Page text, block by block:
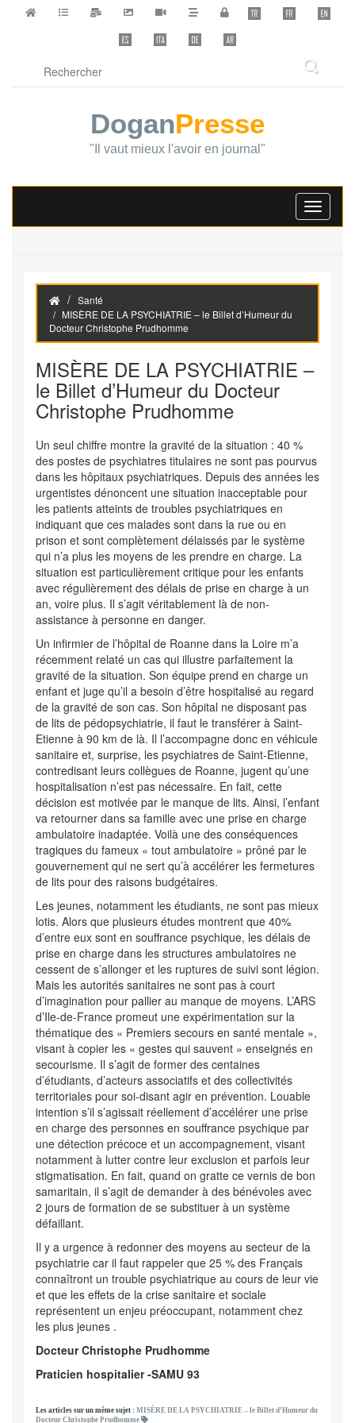
DoganPresse
"Il vaut mieux l'avoir en journal"
Toggle
Santé
MISÈRE DE LA PSYCHIATRIE – le Billet d’Humeur du
Docteur Christophe Prudhomme
MISÈRE DE LA PSYCHIATRIE –
le Billet d’Humeur du Docteur
Christophe Prudhomme
Un seul chiffre montre la gravité de la situation : 40 %
des postes de psychiatres titulaires ne sont pas pourvus
dans les hôpitaux psychiatriques. Depuis des années les
urgentistes dénoncent une situation inacceptable pour
les patients atteints de troubles psychiatriques en
indiquant que ces malades sont dans la rue ou en
prison et sont complètement délaissés par le système
qui n’a plus les moyens de les prendre en charge. La
situation est particulièrement critique pour les enfants
avec régulièrement des délais de prise en charge à un
an, voire plus. Il s’agit véritablement là de non-
assistance à personne en danger.
Un infirmier de l’hôpital de Roanne dans la Loire m’a
récemment relaté un cas qui illustre parfaitement la
gravité de la situation. Son équipe prend en charge un
enfant et juge qu’il a besoin d’être hospitalisé au regard
de la gravité de son cas. Son hôpital ne disposant pas
de lits de pédopsychiatrie, il faut le transférer à Saint-
Etienne à 90 km de là. Il l’accompagne donc en véhicule
sanitaire et, surprise, les psychiatres de Saint-Etienne,
contredisant leurs collègues de Roanne, jugent qu’une
hospitalisation n’est pas nécessaire. En fait, cette
décision est motivée par le manque de lits. Ainsi, l’enfant
va retourner dans sa famille avec une prise en charge
ambulatoire inadaptée. Voilà une des conséquences
tragiques du fameux « tout ambulatoire » prôné par le
gouvernement qui ne sert qu’à accélérer les fermetures
de lits pour des raisons budgétaires.
Les jeunes, notamment les étudiants, ne sont pas mieux
lotis. Alors que plusieurs études montrent que 40%
d’entre eux sont en souffrance psychique, les délais de
prise en charge dans les structures ambulatoires ne
cessent de s’allonger et les ruptures de suivi sont légion.
Mais les autorités sanitaires ne sont pas à court
d’imagination pour pallier au manque de moyens. L’ARS
d’Ile-de-France promeut une expérimentation sur la
thématique des « Premiers secours en santé mentale »,
visant à copier les « gestes qui sauvent » enseignés en
secourisme. Il s’agit de former des centaines
d’étudiants, d’acteurs associatifs et des collectivités
territoriales pour soi-disant agir en prévention. Louable
intention s’il s’agissait réellement d’accélérer une prise
en charge des personnes en souffrance psychique par
une détection précoce et un accompagnement, visant
notamment à lutter contre leur exclusion et parfois leur
stigmatisation. En fait, quand on gratte ce vernis de bon
samaritain, il s’agit de demander à des bénévoles avec
2 jours de formation de se substituer à un système
défaillant.
Il y a urgence à redonner des moyens au secteur de la
psychiatrie car il faut rappeler que 25 % des Français
connaîtront un trouble psychiatrique au cours de leur vie
et que les effets de la crise sanitaire et sociale
représentent un enjeu préoccupant, notamment chez
les plus jeunes .
Docteur Christophe Prudhomme
Praticien hospitalier -SAMU 93
Les articles sur un même sujet : MISÈRE DE LA PSYCHIATRIE – le Billet d’Humeur du
Docteur Christophe Prudhomme